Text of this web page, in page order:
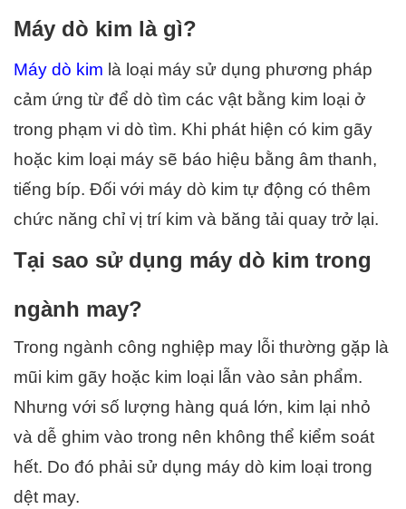
Máy dò kim là gì?
Máy dò kim là loại máy sử dụng phương pháp
cảm ứng từ để dò tìm các vật bằng kim loại ở
trong phạm vi dò tìm. Khi phát hiện có kim gãy
hoặc kim loại máy sẽ báo hiệu bằng âm thanh,
tiếng bíp. Đối với máy dò kim tự động có thêm
chức năng chỉ vị trí kim và băng tải quay trở lại.
Tại sao sử dụng máy dò kim trong
ngành may?
Trong ngành công nghiệp may lỗi thường gặp là
mũi kim gãy hoặc kim loại lẫn vào sản phẩm.
Nhưng với số lượng hàng quá lớn, kim lại nhỏ
và dễ ghim vào trong nên không thể kiểm soát
hết. Do đó phải sử dụng máy dò kim loại trong
dệt may.